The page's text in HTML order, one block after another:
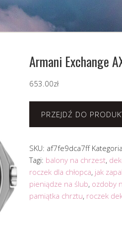
Armani Exchange
653.00zł
PRZEJDŹ DO
SKU: af7fe9dca7ff
Tagi: balony na chrzest,
roczek dla chłopca, jak
pieniądze na ślub, ozdoby
pamiątka chrztu, roczek